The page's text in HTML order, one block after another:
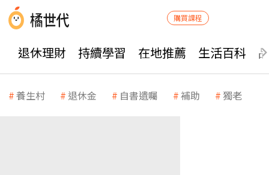
購買課程
退休理財 持續學習 在地推薦 生活百科
養生村 退休金 自書遺囑 補助 獨老